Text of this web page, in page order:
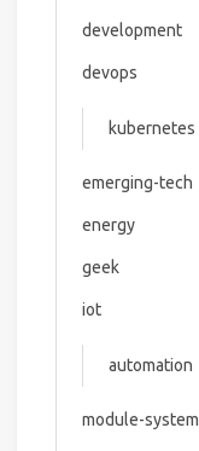
development
devops
kubernetes
emerging-tech
energy
geek
iot
automation
module-system